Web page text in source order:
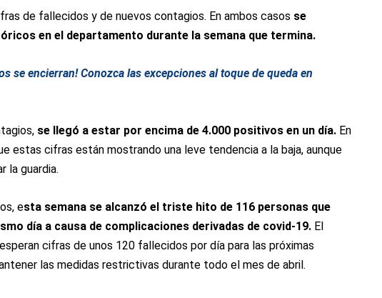
de fallecidos y de nuevos contagios. En ambos casos se
en el departamento durante la semana que termina.
se encierran! Conozca las excepciones al toque de queda en
se llegó a estar por encima de 4.000 positivos en un día. En
estas cifras están mostrando una leve tendencia a la baja, aunque
la guardia.
esta semana se alcanzó el triste hito de 116 personas que
día a causa de complicaciones derivadas de covid-19. El
cifras de unos 120 fallecidos por día para las próximas
las medidas restrictivas durante todo el mes de abril.